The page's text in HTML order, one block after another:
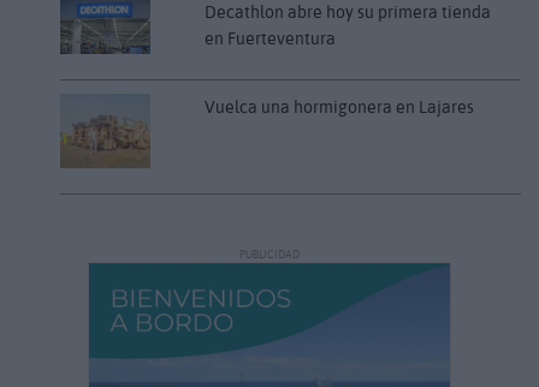
Decathlon abre hoy su primera tienda
en Fuerteventura
Vuelca una hormigonera en Lajares
PUBLICIDAD